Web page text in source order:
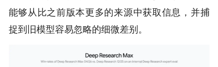
能够从比之前版本更多的来源中获取信息，并捕
捉到旧模型容易忽略的细微差别。